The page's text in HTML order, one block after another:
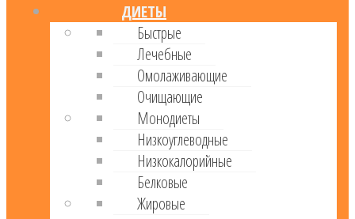
ДИЕТЫ
Быстрые
Лечебные
Омолаживающие
Очищающие
Монодиеты
Низкоуглеводные
Низкокалорийные
Белковые
Жировые